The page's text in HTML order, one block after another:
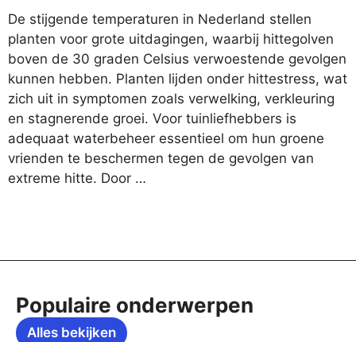
De stijgende temperaturen in Nederland stellen
planten voor grote uitdagingen, waarbij hittegolven
boven de 30 graden Celsius verwoestende gevolgen
kunnen hebben. Planten lijden onder hittestress, wat
zich uit in symptomen zoals verwelking, verkleuring
en stagnerende groei. Voor tuinliefhebbers is
adequaat waterbeheer essentieel om hun groene
vrienden te beschermen tegen de gevolgen van
extreme hitte. Door …
Populaire onderwerpen
Alles bekijken